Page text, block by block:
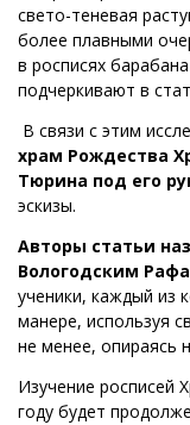
свето-теневая
более плавными
в росписях
подчеркивают в
В связи с этим
храм Рождества
Тюрина под его
эскизы.
Авторы статьи
Вологодским
ученики, каждый из
манере, используя
не менее, опираясь
Изучение росписей
году будет